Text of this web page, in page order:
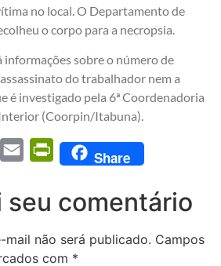
no local. O Departamento de
o corpo para a necropsia.
sobre o número de
do trabalhador nem a
é investigado pela 6ª Coordenadoria
(Coorpin/Itabuna).
Twitter Email PrintFriendly
Share
seu comentário
mail não será publicado. Campos
com *